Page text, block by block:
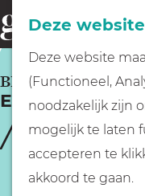
Deze
Deze website
(Functioneel,
noodzakelijk zijn
mogelijk te laten
accepteren te
akkoord te gaan.
G
a
n
a
o
e
k
e
n
Eetcafé Het
BREUKELEN